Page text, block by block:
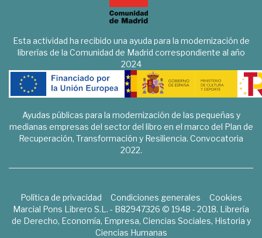
Esta actividad ha recibido una ayuda para la modernización de
librerías de la Comunidad de Madrid correspondiente al año
2024
Ayudas públicas para la modernización de las pequeñas y
medianas empresas del sector del libro en el marco del Plan de
Recuperación, Transformación y Resiliencia. Convocatoria
2022.
Política de privacidad Condiciones generales
Cookies
Marcial Pons Librero S.L. - B82947326 © 1948 - 2018. Librería
de Derecho, Economía, Empresa, Ciencias Sociales, Historia y
Ciencias Humanas